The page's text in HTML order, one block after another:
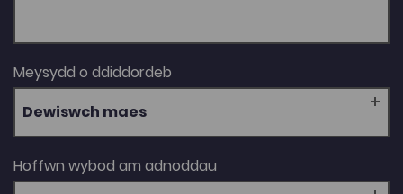
Meysydd o ddiddordeb
Dewiswch maes
Hoffwn wybod am adnoddau